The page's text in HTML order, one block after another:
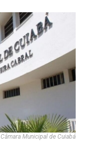
Câmara Municipal de Cuiabá